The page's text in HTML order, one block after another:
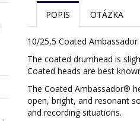
POPIS OTÁZKA
10/25,5 Coated Ambassador
The coated drumhead is
Coated heads are best
The Coated Ambassador®
open, bright, and resonant
and recording situations.